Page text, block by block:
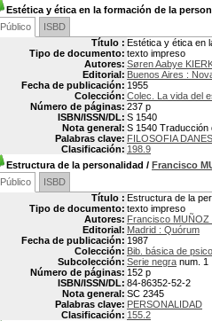
Estética y ética en la formación de la
Público
ISBD
Título : Estética y ética en
Tipo de documento: texto impreso
Autores: Søren Aabye
Editorial: Buenos Aires :
Fecha de publicación: 1955
Colección: Colec. La vida del
Número de páginas: 237 p
ISBN/ISSN/DL: S 1540
Nota general: S 1540 Traducción
Palabras clave: FILOSOFIA
Clasificación: 198.9
Estructura de la personalidad / Francisco
Público
ISBD
Título : Estructura de la
Tipo de documento: texto impreso
Autores: Francisco MUÑOZ
Editorial: Madrid : Quórum
Fecha de publicación: 1987
Colección: Bib. básica de
Subcolección: Serie negra num. 1
Número de páginas: 152 p
ISBN/ISSN/DL: 84-86352-52-2
Nota general: SC 2345
Palabras clave: PERSONALIDAD
Clasificación: 155.2